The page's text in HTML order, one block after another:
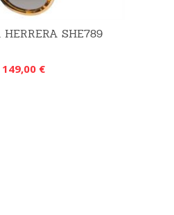
HERRERA SHE789
149,00 €